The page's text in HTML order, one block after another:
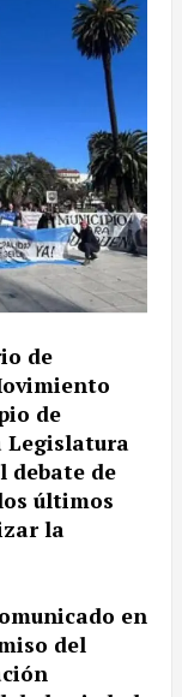
de
de
Legislatura
debate de
últimos
la
en
del